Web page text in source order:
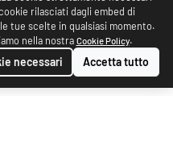
rilasciati dagli embed di
tue scelte in qualsiasi momento.
nella nostra Cookie Policy.
necessari Accetta tutto